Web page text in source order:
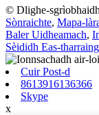
© Dlighe-
Sònraichte, Mapa-
Baler Uidheamach,
Sèididh Eas-
Cuir Post-d
8613916136366
Skype
x